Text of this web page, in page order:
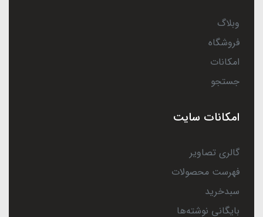
وبلاگ
فروشگاه
امکانات
جستجو
امکانات سایت
گالری تصاویر
فهرست محصولات
سبدخرید
بایگانی نوشته‌ها